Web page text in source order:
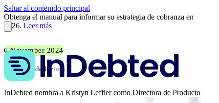
Saltar al contenido principal
Obtenga el manual para informar su estrategia de cobranza en
2026. Leer más
6 November 2024
2 min de lectura
InDebted nombra a Kristyn Leffler como Directora de Producto